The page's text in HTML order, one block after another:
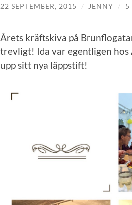
22 SEPTEMBER, 2015 / JENNY / 5
Årets kräftskiva på
trevligt! Ida var egentligen hos
upp sitt nya läppstift!